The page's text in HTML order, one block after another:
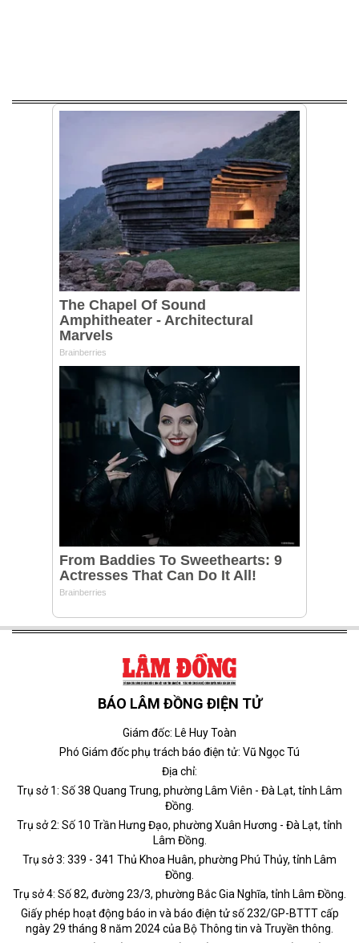
BÁO LÂM ĐỒNG ĐIỆN TỬ
Giám đốc: Lê Huy Toàn
Phó Giám đốc phụ trách báo điện tử: Vũ Ngọc Tú
Địa chỉ:
Trụ sở 1: Số 38 Quang Trung, phường Lâm Viên - Đà Lạt, tỉnh Lâm
Đồng.
Trụ sở 2: Số 10 Trần Hưng Đạo, phường Xuân Hương - Đà Lạt, tỉnh
Lâm Đồng.
Trụ sở 3: 339 - 341 Thủ Khoa Huân, phường Phú Thủy, tỉnh Lâm
Đồng.
Trụ sở 4: Số 82, đường 23/3, phường Bắc Gia Nghĩa, tỉnh Lâm Đồng.
Giấy phép hoạt động báo in và báo điện tử số 232/GP-BTTT cấp
ngày 29 tháng 8 năm 2024 của Bộ Thông tin và Truyền thông.